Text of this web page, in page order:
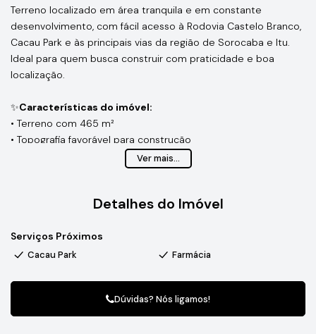
Terreno localizado em área tranquila e em constante
desenvolvimento, com fácil acesso à Rodovia Castelo Branco,
Cacau Park e às principais vias da região de Sorocaba e Itu.
Ideal para quem busca construir com praticidade e boa
localização.
✨Características do imóvel:
• Terreno com 465 m²
• Topografia favorável para construção
• Espaço amplo para projeto residencial ou investimento
crescimento, com ambiente tranquilo e boa valorização
serviços e vias rápidas, sendo uma excelente opção para
moradia ou investimento.
Ver mais...
Detalhes do Imóvel
Serviços Próximos
Cacau Park Farmácia
Dúvidas? Nós ligamos!